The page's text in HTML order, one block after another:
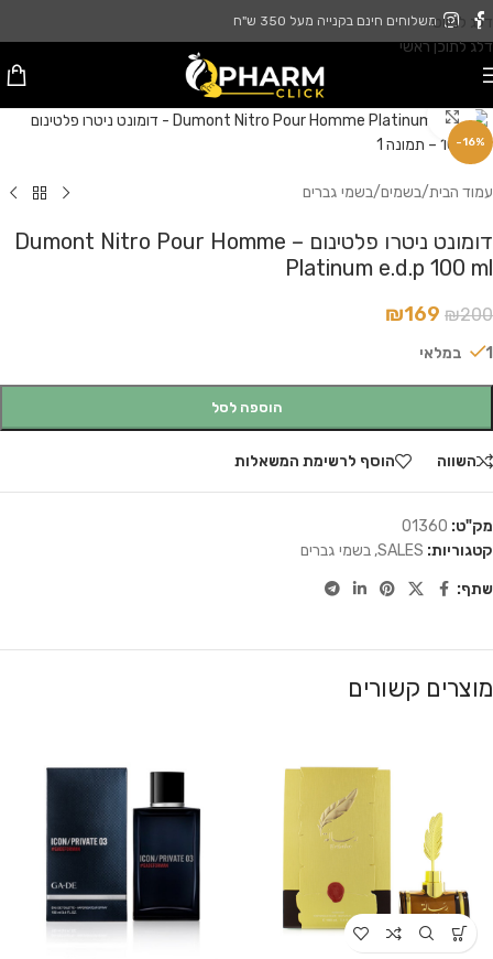
דלג לניווט
דלג לתוכן ראשי
משלוחים חינם בקנייה מעל 350 ש"ח
-16%
לחץ להגדלה
עמוד הבית/בשמים/בשמי גברים
דומונט ניטרו פלטינום – Dumont Nitro Pour Homme
Platinum e.d.p 100 ml
₪200
₪169
1 במלאי
הוספה לסל
השווה הוסף לרשימת המשאלות
מק"ט: 01360
קטגוריות: SALES
, בשמי גברים
שתף:
מוצרים קשורים